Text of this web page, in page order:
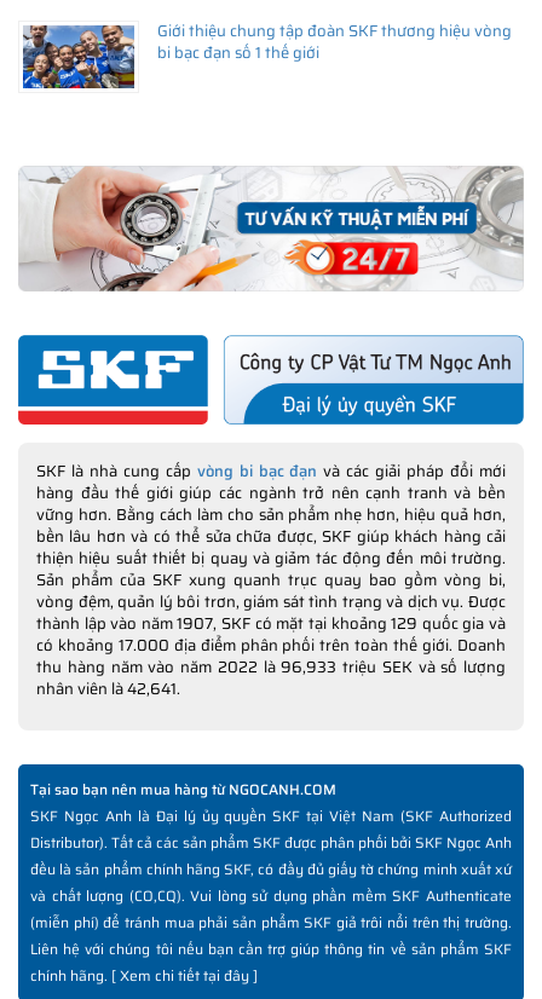
Giới thiệu chung tập đoàn SKF thương hiệu vòng
bi bạc đạn số 1 thế giới
SKF là nhà cung cấp vòng bi bạc đạn và các giải pháp đổi mới
hàng đầu thế giới giúp các ngành trở nên cạnh tranh và bền
vững hơn. Bằng cách làm cho sản phẩm nhẹ hơn, hiệu quả hơn,
bền lâu hơn và có thể sửa chữa được, SKF giúp khách hàng cải
thiện hiệu suất thiết bị quay và giảm tác động đến môi trường.
Sản phẩm của SKF xung quanh trục quay bao gồm vòng bi,
vòng đệm, quản lý bôi trơn, giám sát tình trạng và dịch vụ. Được
thành lập vào năm 1907, SKF có mặt tại khoảng 129 quốc gia và
có khoảng 17.000 địa điểm phân phối trên toàn thế giới. Doanh
thu hàng năm vào năm 2022 là 96,933 triệu SEK và số lượng
nhân viên là 42,641.
Tại sao bạn nên mua hàng từ NGOCANH.COM
SKF Ngọc Anh là Đại lý ủy quyền SKF tại Việt Nam (SKF Authorized
Distributor). Tất cả các sản phẩm SKF được phân phối bởi SKF Ngọc Anh
đều là sản phẩm chính hãng SKF, có đầy đủ giấy tờ chứng minh xuất xứ
và chất lượng (CO,CQ). Vui lòng sử dụng phần mềm SKF Authenticate
(miễn phí) để tránh mua phải sản phẩm SKF giả trôi nổi trên thị trường.
Liên hệ với chúng tôi nếu bạn cần trợ giúp thông tin về sản phẩm SKF
chính hãng. [Xem chi tiết tại đây]